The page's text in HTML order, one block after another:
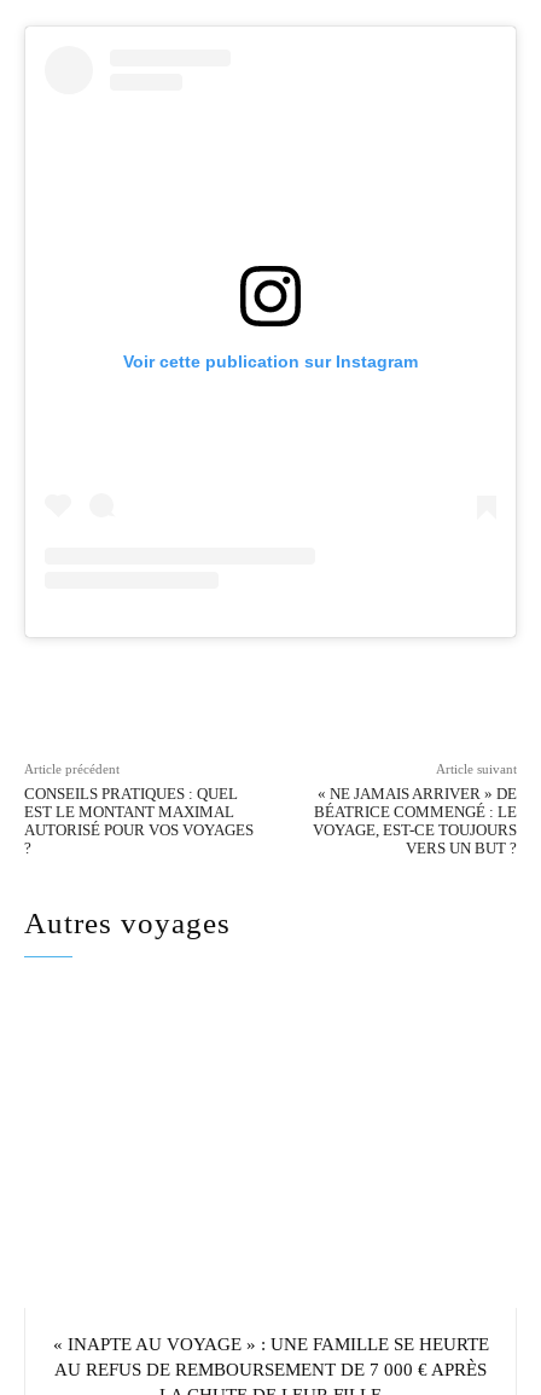
Voir cette publication sur Instagram
Article précédent
CONSEILS PRATIQUES : QUEL
EST LE MONTANT MAXIMAL
AUTORISÉ POUR VOS VOYAGES
?
Article suivant
« NE JAMAIS ARRIVER » DE
BÉATRICE COMMENGÉ : LE
VOYAGE, EST-CE TOUJOURS
VERS UN BUT ?
Autres voyages
« INAPTE AU VOYAGE » : UNE FAMILLE SE HEURTE
AU REFUS DE REMBOURSEMENT DE 7 000 € APRÈS